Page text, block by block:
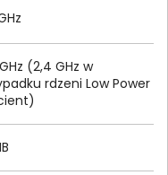
(2,4 GHz w
rdzeni Low Power